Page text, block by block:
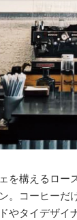
を構えるロー
。コーヒーだ
やタイデザイ